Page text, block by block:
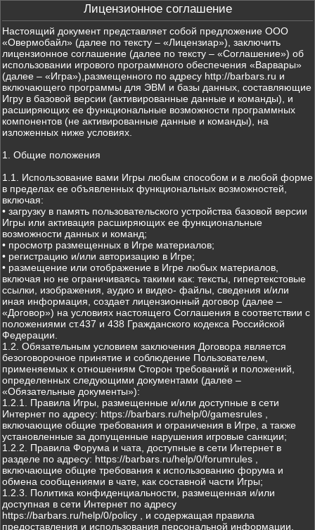
Лицензионное соглашение
Настоящий документ представляет собой предложение ООО
«Овермобайл» (далее по тексту – «Лицензиар»), заключить
лицензионное соглашение (далее по тексту – «Соглашение») об
использовании игрового программного обеспечения «Варвары»
(далее – «Игра»),размещенного по адресу http://barbars.ru и
включающего программы для ЭВМ и базы данных, составляющие
Игру в базовой версии (активированные данные и команды), и
расширяющих ее функциональные возможности программных
компонентов (не активированные данные и команды), на
изложенных ниже условиях.
1. Общие положения
1.1. Использование вами Игры любым способом и в любой форме
в пределах ее объявленных функциональных возможностей,
включая:
• загрузку в память пользовательского устройства базовой версии
Игры или активация расширяющих ее функциональные
возможности данных и команд;
• просмотр размещенных в Игре материалов;
• регистрацию и/или авторизацию в Игре;
• размещение или отображение в Игре любых материалов,
включая но не ограничиваясь такими как: тексты, гипертекстовые
ссылки, изображения, аудио и видео- файлы, сведения и/или
иная информация, создает лицензионный договор (далее –
«Договор») на условиях настоящего Соглашения в соответствии с
положениями ст.437 и 438 Гражданского кодекса Российской
Федерации.
1.2. Обязательным условием заключения Договора является
безоговорочное принятие и соблюдение Пользователем,
применяемых к отношениям Сторон требований и положений,
определенных следующими документами (далее –
«Обязательные документы»):
1.2.1. Правила Игры, размещенные и/или доступные в сети
Интернет по адресу: https://barbars.ru/help/0/gamesrules ,
включающие общие требования и ограничения в Игре, а также
установленные за допущенные нарушения игровые санкции;
1.2.2. Правила Форума и чата, доступные в сети Интернет в
разделе по адресу: https://barbars.ru/help/0/forumrules ,
включающие общие требования к использованию форума и
обмена сообщениями в чате, как составной части Игры;
1.2.3. Политика конфиденциальности, размещенная и/или
доступная в сети Интернет по адресу
https://barbars.ru/help/0/policy , и содержащая правила
предоставления и использования персональной информации,